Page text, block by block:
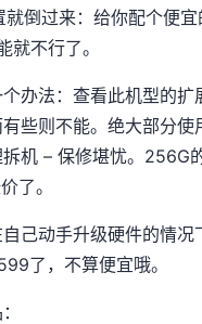
倒过来：给你配个便
就不行了。
办法：查看此机型的扩
些则不能。绝大部分
机 – 保修堪忧。256G
了。
己动手升级硬件的情
了，不算便宜哦。